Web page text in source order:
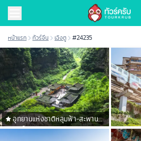
หน้าแรก ทัวร์จีน เฉิงตู #24235
อุทยานแห่งชาติหลุมฟ้า-สะพาน
สวรรค์